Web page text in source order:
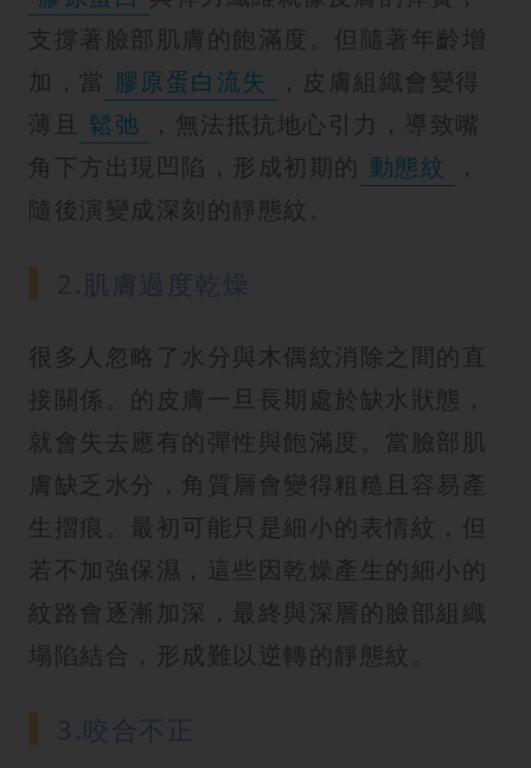
支撐著臉部肌膚的飽滿度。但隨著年齡增
加，當 膠原蛋白流失
，皮膚組織會變得
薄且 鬆弛
，無法抵抗地心引力，導致嘴
角下方出現凹陷，形成初期的 動態紋
，
隨後演變成深刻的靜態紋。
很多人忽略了水分與木偶紋消除之間的直
接關係。的皮膚一旦長期處於缺水狀態，
就會失去應有的彈性與飽滿度。當臉部肌
膚缺乏水分，角質層會變得粗糙且容易產
生摺痕。最初可能只是細小的表情紋，但
若不加強保濕，這些因乾燥產生的細小的
紋路會逐漸加深，最終與深層的臉部組織
塌陷結合，形成難以逆轉的靜態紋。